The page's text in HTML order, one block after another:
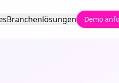
Branchenlösungen Demo